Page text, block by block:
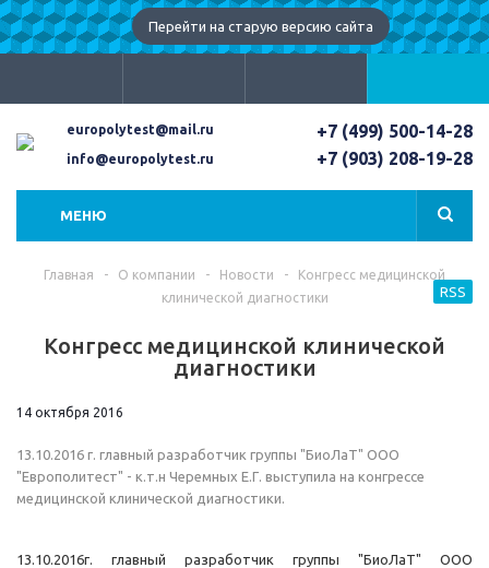
Перейти на старую версию сайта
europolytest@mail.ru
info@europolytest.ru
+7 (499) 500-14-28
+7 (903) 208-19-28
МЕНЮ
Главная - О компании - Новости -
Конгресс медицинской
клинической диагностики
Конгресс медицинской клинической
диагностики
RSS
14 октября 2016
13.10.2016 г. главный разработчик группы "БиоЛаТ" ООО
"Европолитест" - к.т.н Черемных Е.Г. выступила на конгрессе
медицинской клинической диагностики.
13.10.2016г. главный разработчик группы "БиоЛаТ" ООО